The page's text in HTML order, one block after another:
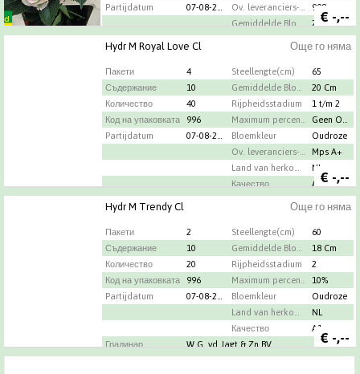
Partijdatum
998
22 Cm
Land van herkomst
NL
Maximum percentage oud hout
Качество
A1
Градинар
J.C. Zonneveld
€ -,--
Още го няма
Hydr M Royal Love Cl
Пакети 4 Steellengte(cm)
65
Съдержание
10
20 Cm
Количество
40 Rijpheidsstadium
1 t/m 2
Код на упаковката
996
Partijdatum
Bloemkleur
Oudroze
Mps A+
NL
Качество
A1
Градинар
Mts. De Hollander-Voorn
€ -,--
Още го няма
Hydr M Trendy Cl
Пакети 2 Steellengte(cm)
60
Съдержание
10
18 Cm
Количество
20 Rijpheidsstadium
2
Код на упаковката
996
10%
Partijdatum
Bloemkleur
Oudroze
NL
Качество
A1
Градинар
W.G. vd Jagt & Zn BV € -,--